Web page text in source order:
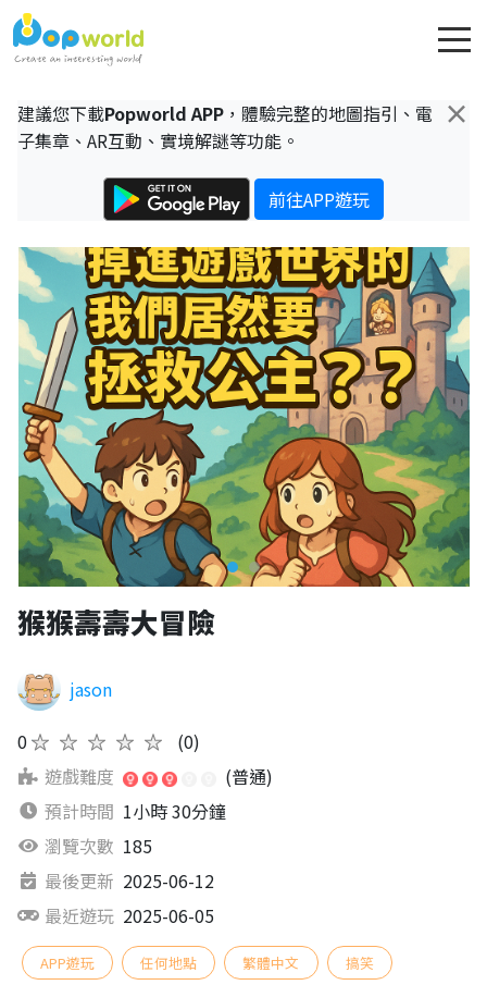
×
建議您下載Popworld APP ，體驗完整的地圖指引、電
子集章、AR互動、實境解謎等功能。
前往APP遊玩
猴猴壽壽大冒險
jason
0★★★★★
(0)
遊戲難度
(普通)
預計時間 1小時 30分鐘
瀏覽次數 185
最後更新 2025-06-12
最近遊玩 2025-06-05
APP遊玩 任何地點 繁體中文 搞笑